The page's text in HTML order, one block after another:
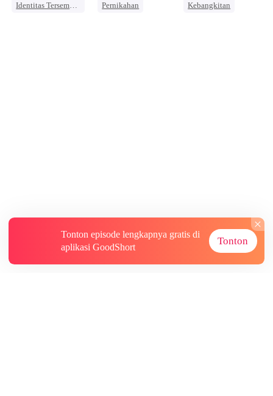
Diremehkan
Identitas Tersembunyi
Pernikahan
Kebangkitan
Tonton episode lengkapnya gratis di
aplikasi GoodShort
Tonton